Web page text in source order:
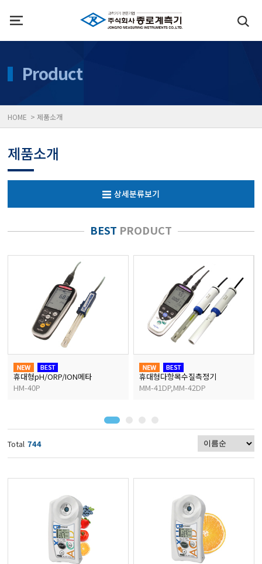
당도/농도/염도/당산도/
수분계/회전계/도막두께
현미경/확대경
색차계/광택계/조도계/
농업/임업/해양측정기
진공계/차압계/진공펌프
균질기/원심분리기/초
Product
HOME > 제품소개
제품소개
상세분류보기
BEST PRODUCT
휴대형pH/ORP/ION메타
HM-40P
휴대형다항목수질측정기
MM-41DP,MM-42DP
Total 744